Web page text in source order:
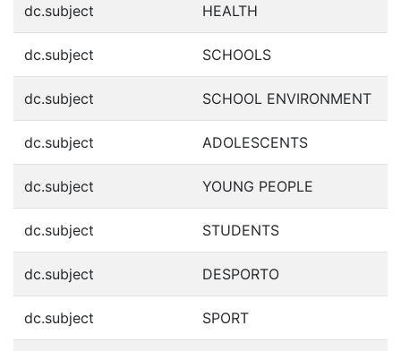
dc.subject HEALTH
dc.subject SCHOOLS
dc.subject SCHOOL ENVIRONMENT
dc.subject ADOLESCENTS
dc.subject YOUNG PEOPLE
dc.subject STUDENTS
dc.subject DESPORTO
dc.subject SPORT